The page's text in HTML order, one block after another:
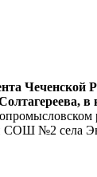
Чеченской
№2 села